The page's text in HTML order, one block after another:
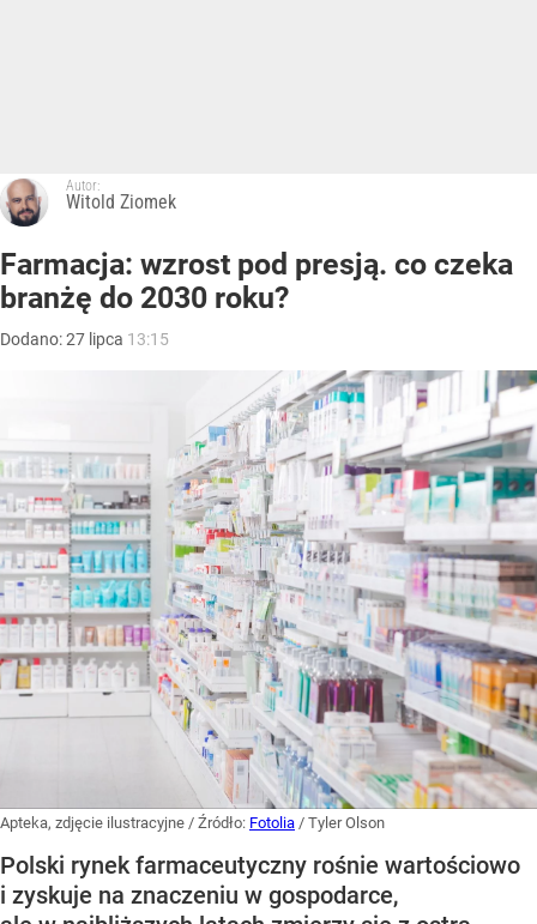
Autor:
Witold Ziomek
Farmacja: wzrost pod presją. co czeka
branżę do 2030 roku?
Dodano:27 lipca 13:15
Apteka, zdjęcie ilustracyjne / Źródło: Fotolia / Tyler Olson
Polski rynek farmaceutyczny rośnie wartościowo
i zyskuje na znaczeniu w gospodarce,